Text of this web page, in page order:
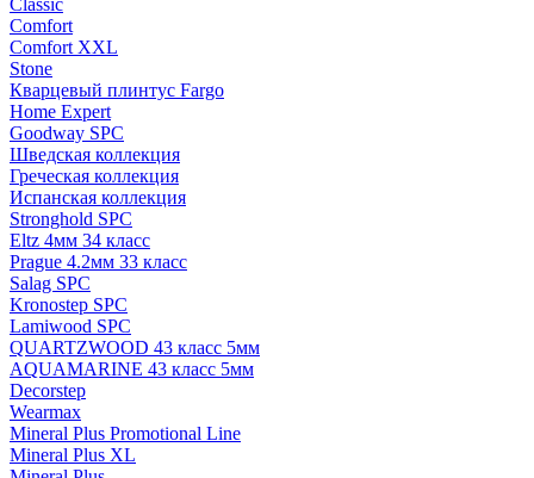
Classic
Comfort
Comfort XXL
Stone
Кварцевый плинтус Fargo
Home Expert
Goodway SPC
Шведская коллекция
Греческая коллекция
Испанская коллекция
Stronghold SPC
Eltz 4мм 34 класс
Prague 4.2мм 33 класс
Salag SPC
Kronostep SPC
Lamiwood SPC
QUARTZWOOD 43 класс 5мм
AQUAMARINE 43 класс 5мм
Decorstep
Wearmax
Mineral Plus Promotional Line
Mineral Plus XL